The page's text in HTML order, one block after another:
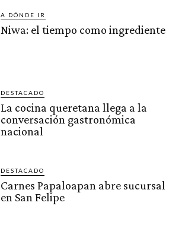
A DÓNDE IR
Niwa: el tiempo como ingrediente
DESTACADO
La cocina queretana llega a la
conversación gastronómica
nacional
DESTACADO
Carnes Papaloapan abre sucursal
en San Felipe